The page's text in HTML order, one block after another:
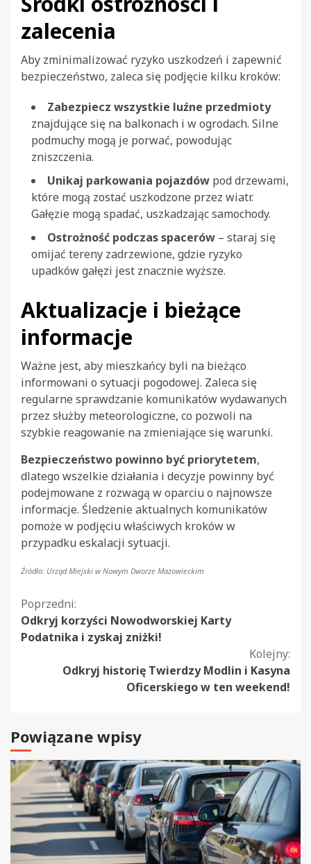
zalecenia
Aby zminimalizować ryzyko uszkodzeń i zapewnić
bezpieczeństwo, zaleca się podjęcie kilku kroków:
Zabezpiecz wszystkie luźne przedmioty
znajdujące się na balkonach i w ogrodach. Silne
podmuchy mogą je porwać, powodując
zniszczenia.
Unikaj parkowania pojazdów pod drzewami,
które mogą zostać uszkodzone przez wiatr.
Gałęzie mogą spadać, uszkadzając samochody.
Ostrożność podczas spacerów – staraj się
omijać tereny zadrzewione, gdzie ryzyko
upadków gałęzi jest znacznie wyższe.
Aktualizacje i bieżące
informacje
Ważne jest, aby mieszkańcy byli na bieżąco
informowani o sytuacji pogodowej. Zaleca się
regularne sprawdzanie komunikatów wydawanych
przez służby meteorologiczne, co pozwoli na
szybkie reagowanie na zmieniające się warunki.
Bezpieczeństwo powinno być priorytetem,
dlatego wszelkie działania i decyzje powinny być
podejmowane z rozwagą w oparciu o najnowsze
informacje. Śledzenie aktualnych komunikatów
pomoże w podjęciu właściwych kroków w
przypadku eskalacji sytuacji.
Źródło: Urząd Miejski w Nowym Dworze Mazowieckim
Kontynuuj
czytanie
Poprzedni:
Odkryj korzyści Nowodworskiej Karty
Podatnika i zyskaj zniżki!
Kolejny:
Odkryj historię Twierdzy Modlin i Kasyna
Oficerskiego w ten weekend!
Powiązane wpisy